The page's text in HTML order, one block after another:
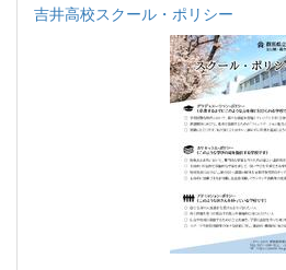
吉井高校スクール・ポリシー